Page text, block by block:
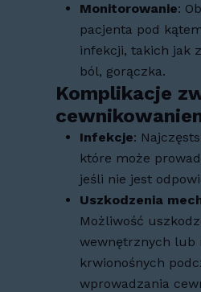
Monitorowanie:
pacjenta pod
infekcji, takich jak
ból, gorączka.
Komplikacje
Infekcje:
które może
jeśli nie jest
Uszkodzenia
Możliwość
wewnętrznych lub
krwionośnych
wprowadzania